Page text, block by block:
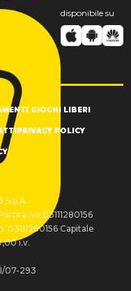
disponibile su
GIOCHI LIBERI
PRIVACY POLICY
S.p.A.
Iva 03111280156
Capitale
i.v.
I/07-293